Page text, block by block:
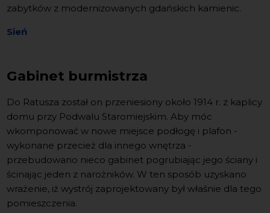
zabytków z modernizowanych gdańskich kamienic.
Sień
Gabinet burmistrza
Do Ratusza został on przeniesiony około 1914 r. z kaplicy
domu przy Podwalu Staromiejskim. Aby móc
wkomponować w nowe miejsce podłogę i plafon -
wykonane przecież dla innego wnętrza -
przebudowano nieco gabinet pogrubiając jego ściany i
ścinając jeden z narożników. W ten sposób uzyskano
wrażenie, iż wystrój zaprojektowany był właśnie dla tego
pomieszczenia.